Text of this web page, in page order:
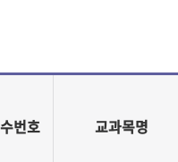
번호 교과목명